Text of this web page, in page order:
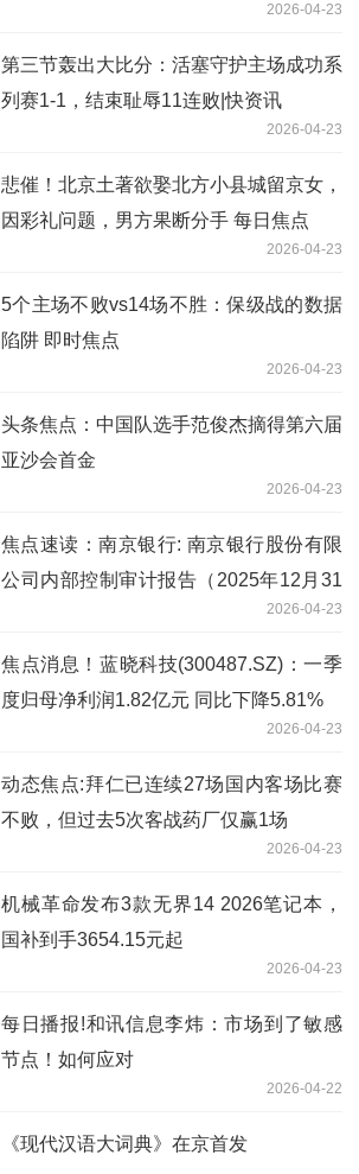
2026-04-23
第三节轰出大比分：活塞守护主场成功系
列赛1-1，结束耻辱11连败|快资讯
2026-04-23
悲催！北京土著欲娶北方小县城留京女，
因彩礼问题，男方果断分手 每日焦点
2026-04-23
5个主场不败vs14场不胜：保级战的数据
陷阱 即时焦点
2026-04-23
头条焦点：中国队选手范俊杰摘得第六届
亚沙会首金
2026-04-23
焦点速读：南京银行: 南京银行股份有限
公司内部控制审计报告（2025年12月31
2026-04-23
焦点消息！蓝晓科技(300487.SZ)：一季
度归母净利润1.82亿元 同比下降5.81%
2026-04-23
动态焦点:拜仁已连续27场国内客场比赛
不败，但过去5次客战药厂仅赢1场
2026-04-23
机械革命发布3款无界14 2026笔记本，
国补到手3654.15元起
2026-04-23
每日播报!和讯信息李炜：市场到了敏感
节点！如何应对
2026-04-22
《现代汉语大词典》在京首发